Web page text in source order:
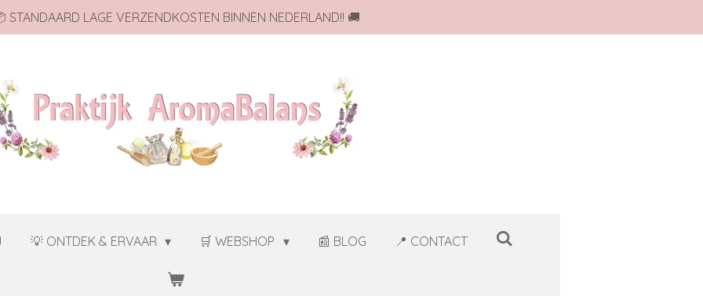
STANDAARD LAGE VERZENDKOSTEN BINNEN NEDERLAND!! 🚚
💡 ONTDEK & ERVAAR 🛒 WEBSHOP 📰 BLOG 📍 CONTACT